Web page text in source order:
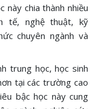
này chia thành nhiều
tế, nghệ thuật, kỹ
chuyên ngành và
trung học, học sinh
tại các trường cao
bậc học này cung